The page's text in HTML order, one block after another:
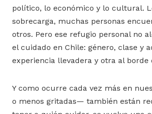
político, lo económico y lo cultural.
sobrecarga, muchas personas
otros. Pero ese refugio personal no
el cuidado en Chile: género, clase y
experiencia llevadera y otra al borde
Y como ocurre cada vez más en
o menos gritadas— también están